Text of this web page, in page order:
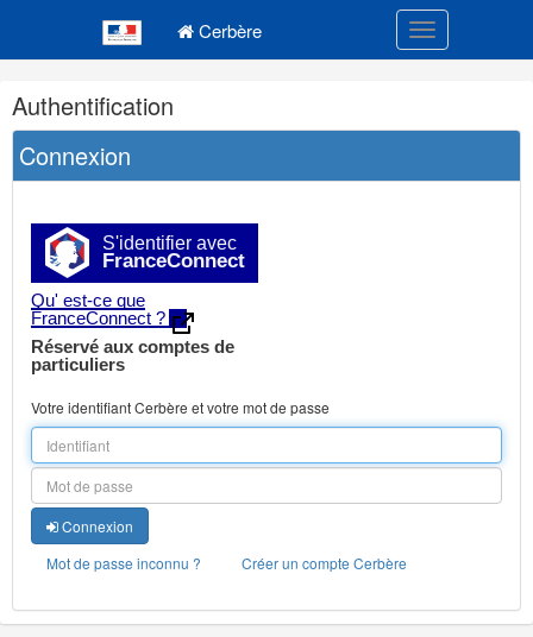
Cerbère Toggle
Navigation
et
outils
annexes
Authentification
Connexion
S'identifier avec
FranceConnect
Qu' est-ce que
FranceConnect ?
Réservé aux comptes de
particuliers
Votre identifiant Cerbère et votre mot de passe
Connexion
Mot de passe inconnu ?
Créer un compte Cerbère